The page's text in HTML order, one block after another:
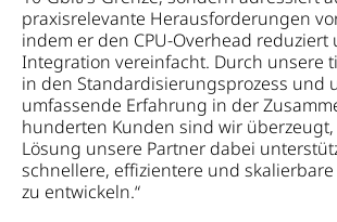
praxisrelevante Herausforderungen
indem er den CPU-Overhead reduziert
Integration vereinfacht. Durch unsere
in den Standardisierungsprozess und
umfassende Erfahrung in der
hunderten Kunden sind wir überzeugt,
Lösung unsere Partner dabei
schnellere, effizientere und skalierbare
zu entwickeln.“